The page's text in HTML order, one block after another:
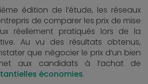
édition de l’étude, les réseaux
de comparer les prix de mise
réellement pratiqués lors de la
Au vu des résultats obtenus,
que négocier le prix d’un bien
aux candidats à l’achat de
économies.